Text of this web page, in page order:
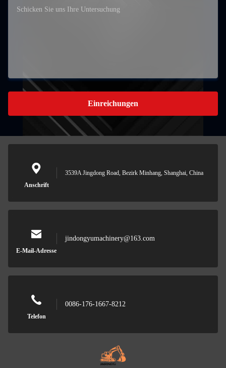
Einreichungen
Anschrift
3539A Jingdong Road, Bezirk Minhang, Shanghai, China
E-Mail-Adresse
jindongyumachinery@163.com
Telefon
0086-176-1667-8212